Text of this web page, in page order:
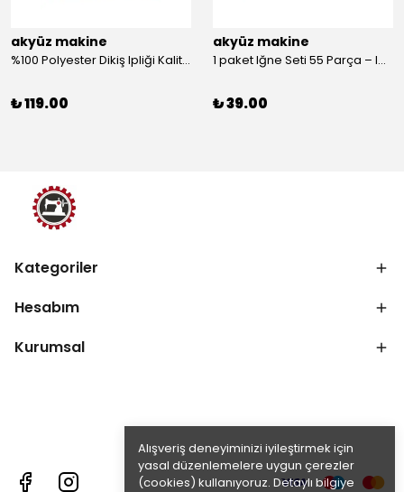
Alışveriş deneyiminizi iyileştirmek için
yasal düzenlemelere uygun çerezler
(cookies) kullanıyoruz. Detaylı bilgiye
akyüz makine
%100 Polyester Dikiş Ipliği Kaliteli 2 Adet Farklı Makara Ip Dikiş İpi Siyah&Beyaz 2'Li Set
₺ 119.00
akyüz makine
1 paket Iğne Seti 55 Parça – Iğne
₺ 39.00
Kategoriler
Hesabım
Kurumsal